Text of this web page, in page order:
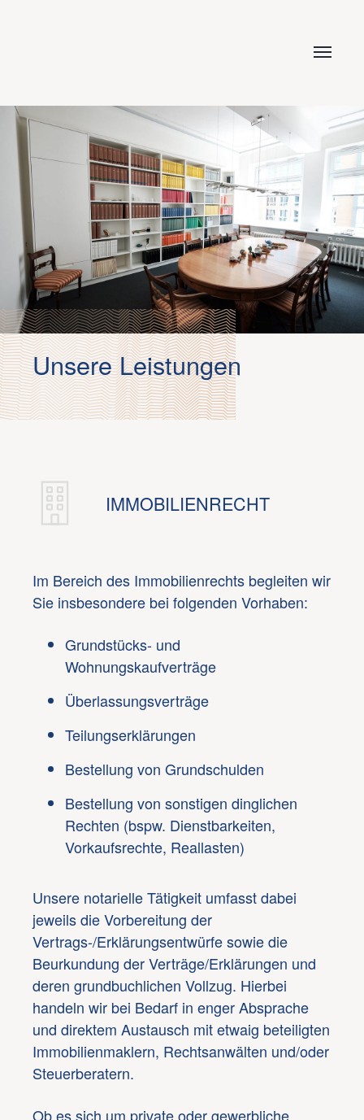
Unsere Leistungen
IMMOBILIENRECHT
Im Bereich des Immobilienrechts begleiten wir
Sie insbesondere bei folgenden Vorhaben:
Grundstücks- und
Wohnungskaufverträge
Überlassungsverträge
Teilungserklärungen
Bestellung von Grundschulden
Bestellung von sonstigen dinglichen
Rechten (bspw. Dienstbarkeiten,
Vorkaufsrechte, Reallasten)
Unsere notarielle Tätigkeit umfasst dabei
jeweils die Vorbereitung der
Vertrags-/Erklärungsentwürfe sowie die
Beurkundung der Verträge/Erklärungen und
deren grundbuchlichen Vollzug. Hierbei
handeln wir bei Bedarf in enger Absprache
und direktem Austausch mit etwaig beteiligten
Immobilienmaklern, Rechtsanwälten und/oder
Steuerberatern.
Ob es sich um private oder gewerbliche